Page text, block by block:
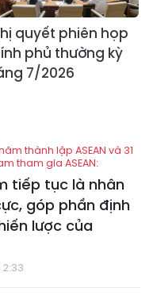
quyết phiên họp
phủ thường kỳ
7/2026
thành lập ASEAN và 31
tham gia ASEAN:
tiếp tục là nhân
góp phần định
lược của